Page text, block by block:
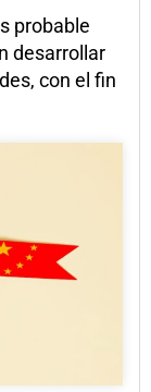
probable
desarrollar
con el fin